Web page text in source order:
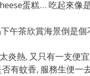
蛋糕… 吃起來像
午茶欣賞海景倒是
炎熱, 又只有一支便
有蚊香, 服務生便一